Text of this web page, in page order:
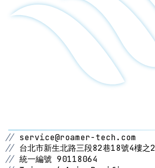
// service@roamer-tech.com
// 台北市新生北路三段82巷18號4樓之2
// 統一編號 90118064